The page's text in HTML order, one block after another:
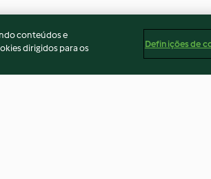
conteúdos e
dirigidos para os
Definições de